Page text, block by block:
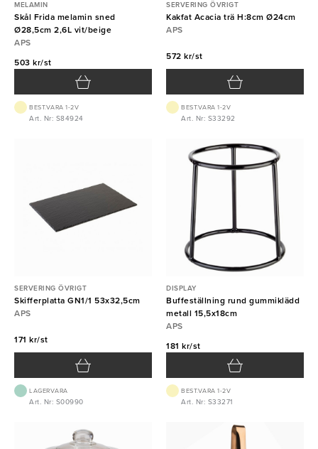
MELAMIN
Skål Frida melamin sned
Ø28,5cm 2,6L vit/beige
APS
503 kr/st
BEST.VARA 1-2V
Art. Nr: S84924
SERVERING ÖVRIGT
Kakfat Acacia trä H:8cm Ø24cm
APS
572 kr/st
BEST.VARA 1-2V
Art. Nr: S33292
SERVERING ÖVRIGT
Skifferplatta GN1/1 53x32,5cm
APS
171 kr/st
LAGERVARA
Art. Nr: S00990
DISPLAY
Buffeställning rund gummiklädd
metall 15,5x18cm
APS
181 kr/st
BEST.VARA 1-2V
Art. Nr: S33271